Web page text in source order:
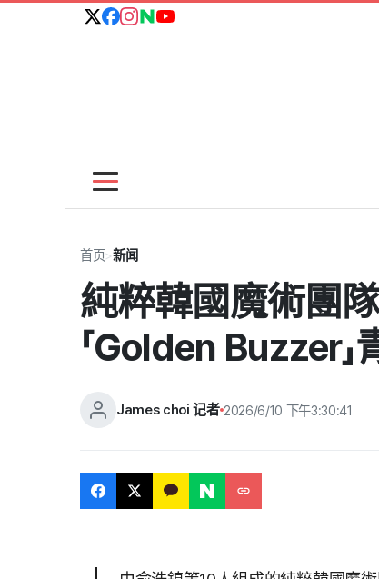
首页>新闻
純粹韓國魔術團
「Golden Buzzer」
James choi 记者 2026/6/10 下午3:30:41